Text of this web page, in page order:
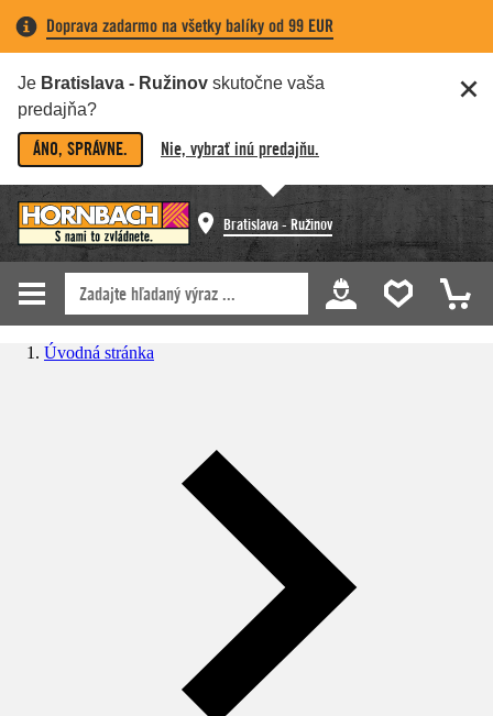
Doprava zadarmo na všetky balíky od 99 EUR
Je Bratislava - Ružinov skutočne vaša
predajňa?
ÁNO, SPRÁVNE. Nie, vybrať inú predajňu.
Bratislava - Ružinov
Úvodná stránka